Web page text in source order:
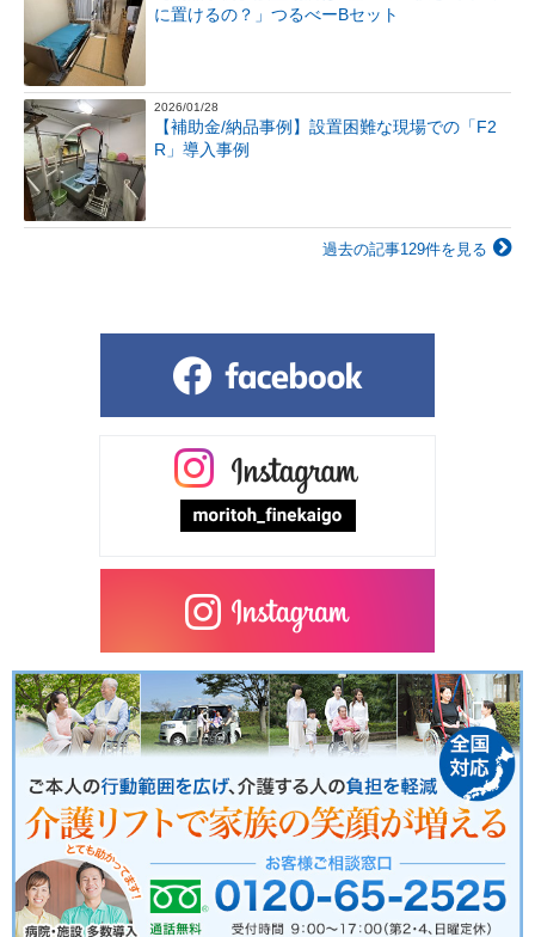
に置けるの？」つるべーBセット
2026/01/28
【補助金/納品事例】設置困難な現場での「F2
R」導入事例
過去の記事129件を見る